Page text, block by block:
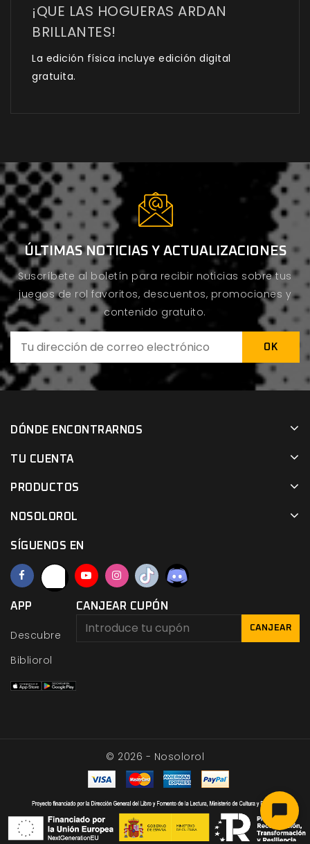
¡QUE LAS HOGUERAS ARDAN
BRILLANTES!
La edición física incluye edición digital
gratuita.
ÚLTIMAS NOTICIAS Y ACTUALIZACIONES
Suscríbete al boletín para recibir noticias sobre tus
juegos de rol favoritos, descuentos, promociones y
contenido gratuito.
DÓNDE ENCONTRARNOS
TU CUENTA
PRODUCTOS
NOSOLOROL
SÍGUENOS EN
APP
Descubre
Bibliorol
CANJEAR CUPÓN
CANJEAR
© 2026 - Nosolorol